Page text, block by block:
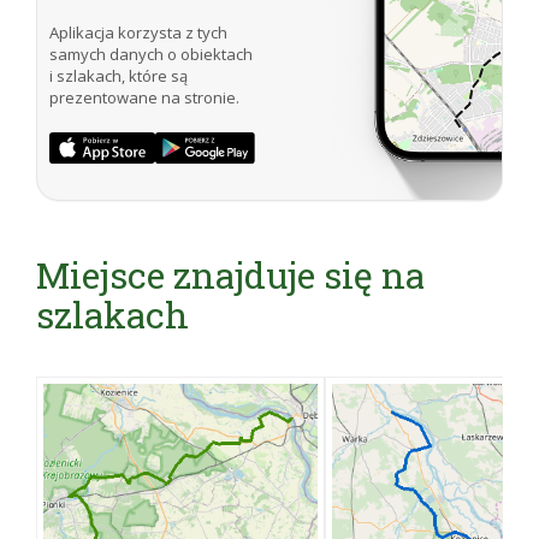
Aplikacja korzysta z tych
samych danych o obiektach
i szlakach, które są
prezentowane na stronie.
Miejsce znajduje się na
szlakach